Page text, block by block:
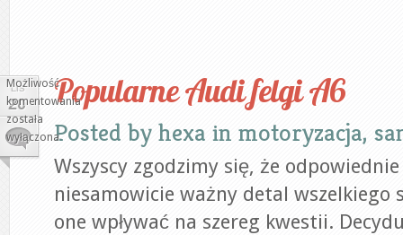
LIS
20
Możliwość
komentowania
Popularne
Audi
felgi
została
wyłączona
Popularne Audi felgi A6
Posted by hexa in motoryzacja,
Wszyscy zgodzimy się, że
niesamowicie ważny detal wszelkiego
one wpływać na szereg kwestii.